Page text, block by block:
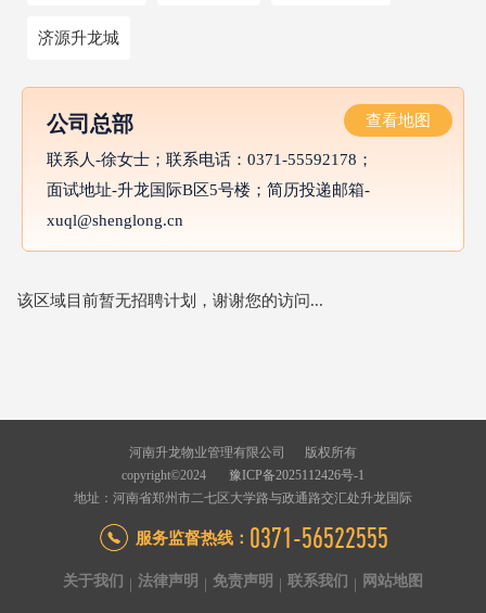
济源升龙城
公司总部
联系人-徐女士；联系电话：0371-55592178；
面试地址-升龙国际B区5号楼；简历投递邮箱-
xuql@shenglong.cn
查看地图
该区域目前暂无招聘计划，谢谢您的访问...
河南升龙物业管理有限公司 版权所有
copyright©2024 豫ICP备2025112426号-1
地址：河南省郑州市二七区大学路与政通路交汇处升龙国际
服务监督热线： 0371-56522555
关于我们 | 法律声明 | 免责声明 | 联系我们 | 网站地图